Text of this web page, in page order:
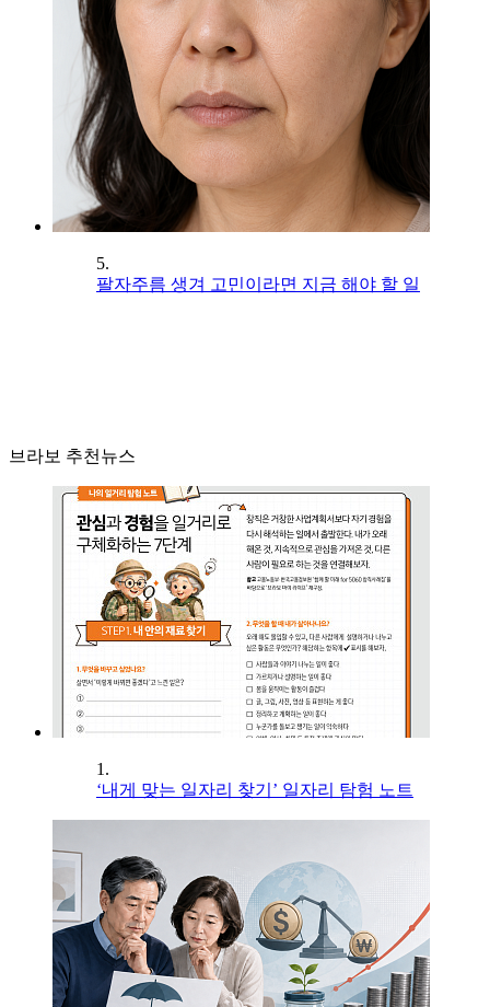
5.
팔자주름 생겨 고민이라면 지금 해야 할 일
브라보 추천뉴스
1.
‘내게 맞는 일자리 찾기’ 일자리 탐험 노트